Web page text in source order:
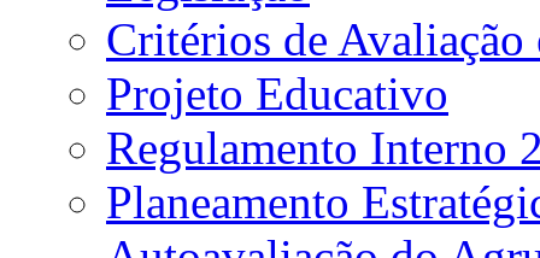
Critérios de
Projeto Educativo
Regulamento Interno
Planeamento